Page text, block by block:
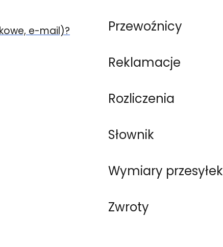
e-mail)?
Przewoźnicy
Reklamacje
Rozliczenia
Słownik
Wymiary przesyłek
Zwroty